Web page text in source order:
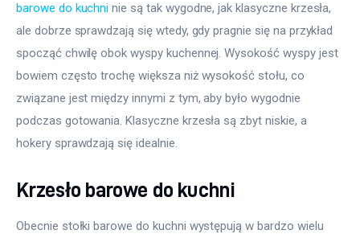
barowe do kuchni nie są tak wygodne, jak klasyczne krzesła,
ale dobrze sprawdzają się wtedy, gdy pragnie się na przykład
spocząć chwilę obok wyspy kuchennej. Wysokość wyspy jest
bowiem często trochę większa niż wysokość stołu, co
związane jest między innymi z tym, aby było wygodnie
podczas gotowania. Klasyczne krzesła są zbyt niskie, a
hokery sprawdzają się idealnie.
Krzesło barowe do kuchni
Obecnie stołki barowe do kuchni występują w bardzo wielu